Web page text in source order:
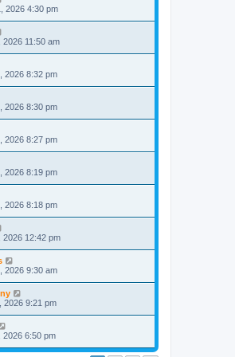
2026 4:30 pm
2026 11:50 am
2026 8:32 pm
2026 8:30 pm
2026 8:27 pm
2026 8:19 pm
2026 8:18 pm
2026 12:42 pm
2026 9:30 am
2026 9:21 pm
2026 6:50 pm